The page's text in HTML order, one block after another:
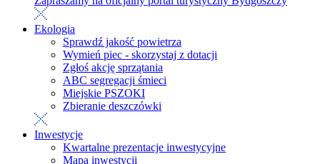
Ekologia
Sprawdź jakość powietrza
Wymień piec - skorzystaj z dotacji
Zgłoś akcję sprzątania
ABC segregacji śmieci
Miejskie PSZOKI
Zbieranie deszczówki
Inwestycje
Kwartalne prezentacje inwestycyjne
Mapa inwestycji